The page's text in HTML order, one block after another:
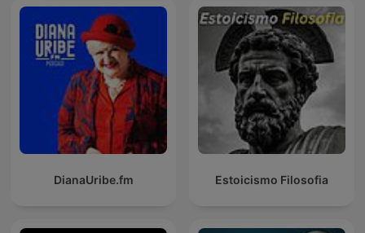
DianaUribe.fm Estoicismo Filosofia